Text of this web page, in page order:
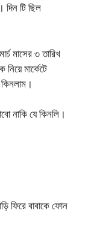
টি ছিল
মাসের ৩ তারিখ
মার্কেটে
নাকি যে কিনলি।
ফিরে বাবাকে ফোন